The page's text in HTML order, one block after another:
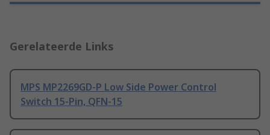
Gerelateerde Links
MPS MP2269GD-P Low Side Power Control
Switch 15-Pin, QFN-15